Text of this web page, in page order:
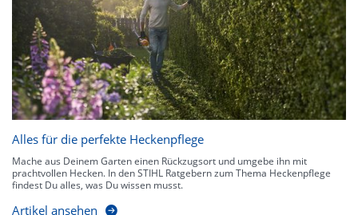
Alles für die perfekte Heckenpflege
Mache aus Deinem Garten einen Rückzugsort und umgebe ihn mit
prachtvollen Hecken. In den STIHL Ratgebern zum Thema Heckenpflege
findest Du alles, was Du wissen musst.
Artikel ansehen